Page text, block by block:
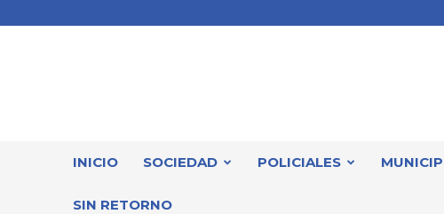
INICIO SOCIEDAD POLICIALES
SIN RETORNO